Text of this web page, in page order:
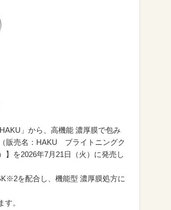
」から、高機能 濃厚膜で包み
販売名：HAKU ブライトニングク
を2026年7月21日（火）に発売し
を配合し、機能型 濃厚膜処方に
。